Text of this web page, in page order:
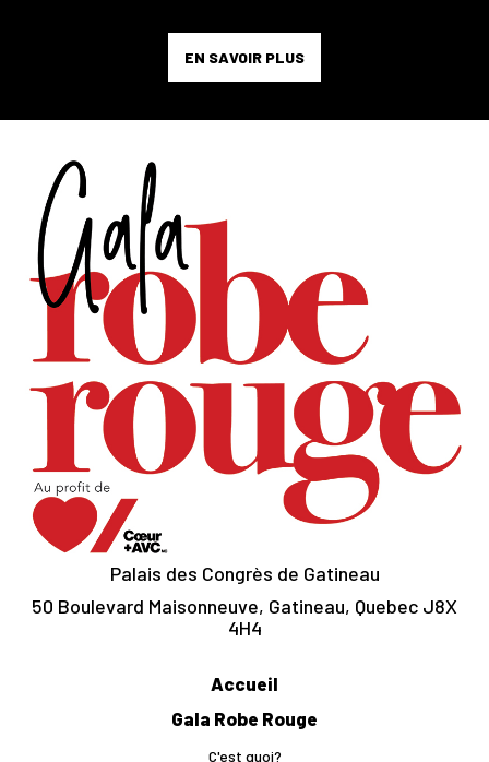
EN SAVOIR PLUS
Palais des Congrès de Gatineau
50 Boulevard Maisonneuve, Gatineau, Quebec J8X
4H4
Accueil
Gala Robe Rouge
C'est quoi?